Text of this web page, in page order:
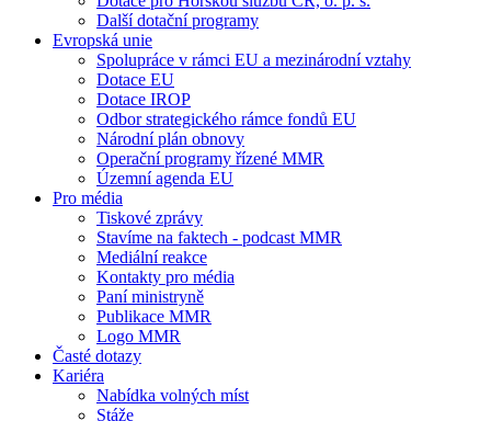
Další dotační programy
Evropská unie
Spolupráce v rámci EU a mezinárodní vztahy
Dotace EU
Dotace IROP
Odbor strategického rámce fondů EU
Národní plán obnovy
Operační programy řízené MMR
Územní agenda EU
Pro média
Tiskové zprávy
Stavíme na faktech - podcast MMR
Mediální reakce
Kontakty pro média
Paní ministryně
Publikace MMR
Logo MMR
Časté dotazy
Kariéra
Nabídka volných míst
Stáže